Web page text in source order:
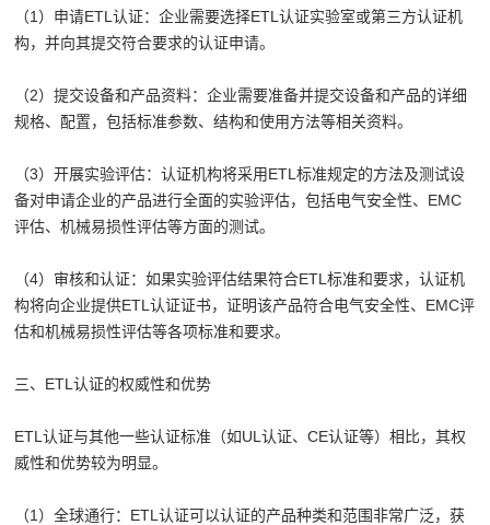
（1）申请ETL认证：企业需要选择ETL认证实验室或第三方认证机
构，并向其提交符合要求的认证申请。
（2）提交设备和产品资料：企业需要准备并提交设备和产品的详细
规格、配置，包括标准参数、结构和使用方法等相关资料。
（3）开展实验评估：认证机构将采用ETL标准规定的方法及测试设
备对申请企业的产品进行全面的实验评估，包括电气安全性、EMC
评估、机械易损性评估等方面的测试。
（4）审核和认证：如果实验评估结果符合ETL标准和要求，认证机
构将向企业提供ETL认证证书，证明该产品符合电气安全性、EMC评
估和机械易损性评估等各项标准和要求。
三、ETL认证的权威性和优势
ETL认证与其他一些认证标准（如UL认证、CE认证等）相比，其权
威性和优势较为明显。
（1）全球通行：ETL认证可以认证的产品种类和范围非常广泛，获